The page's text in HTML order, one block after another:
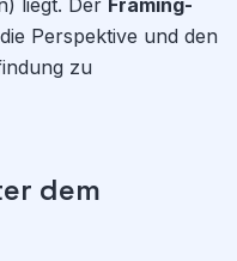
liegt. Der Framing-
Perspektive und den
zu
dem